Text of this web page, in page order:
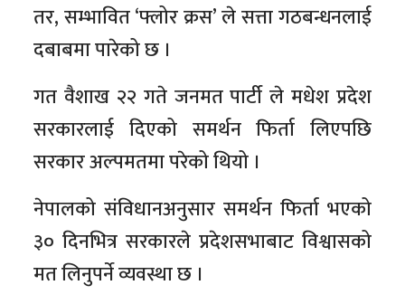
तर, सम्भावित ‘फ्लोर क्रस’ ले सत्ता गठबन्धनलाई
दबाबमा पारेको छ ।
गत वैशाख २२ गते जनमत पार्टी ले मधेश प्रदेश
सरकारलाई दिएको समर्थन फिर्ता लिएपछि
सरकार अल्पमतमा परेको थियो ।
नेपालको संविधानअनुसार समर्थन फिर्ता भएको
३० दिनभित्र सरकारले प्रदेशसभाबाट विश्वासको
मत लिनुपर्ने व्यवस्था छ ।